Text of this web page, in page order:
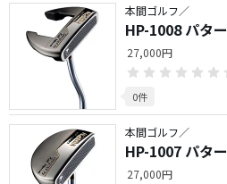
本間ゴルフ／
HP-1008 パター
27,000円
0件
本間ゴルフ／
HP-1007 パター
27,000円